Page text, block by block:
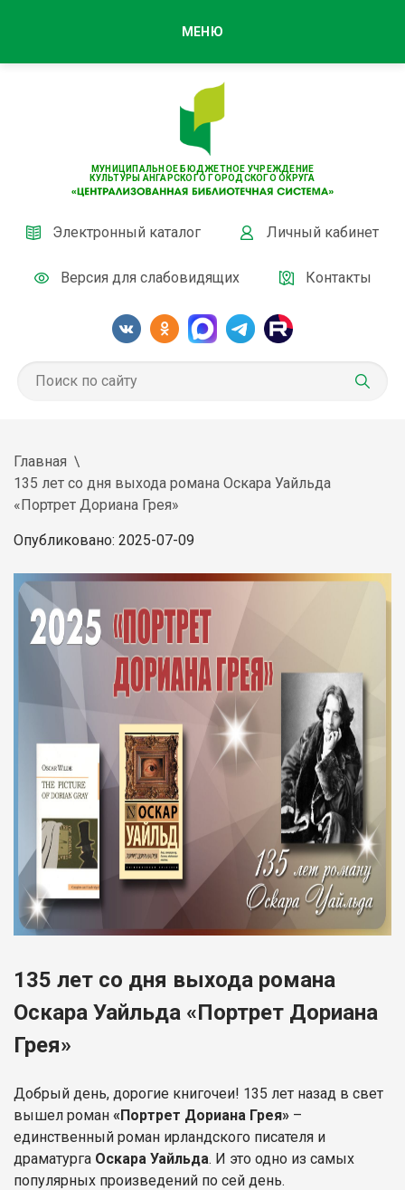
МУНИЦИПАЛЬНОЕ БЮДЖЕТНОЕ УЧРЕЖДЕНИЕ
КУЛЬТУРЫ АНГАРСКОГО ГОРОДСКОГО ОКРУГА
Электронный каталог Личный кабинет
Версия для слабовидящих Контакты
МЕНЮ
Главная
135 лет со дня выхода романа Оскара Уайльда
«Портрет Дориана Грея»
Опубликовано: 2025-07-09
135 лет со дня выхода романа
Оскара Уайльда «Портрет Дориана
Грея»
Добрый день, дорогие книгочеи! 135 лет назад в свет
вышел роман «Портрет Дориана Грея» –
единственный роман ирландского писателя и
драматурга Оскара Уайльда. И это одно из самых
популярных произведений по сей день.